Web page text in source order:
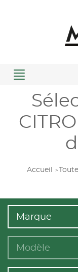
Menu
Accueil
Marque
Modèle